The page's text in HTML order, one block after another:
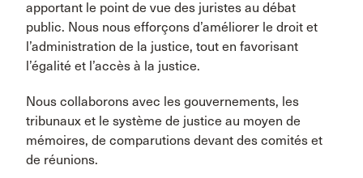
apportant le point de vue des juristes au débat
public. Nous nous efforçons d’améliorer le droit et
l’administration de la justice, tout en favorisant
l’égalité et l’accès à la justice.
Nous collaborons avec les gouvernements, les
tribunaux et le système de justice au moyen de
mémoires, de comparutions devant des comités et
de réunions.